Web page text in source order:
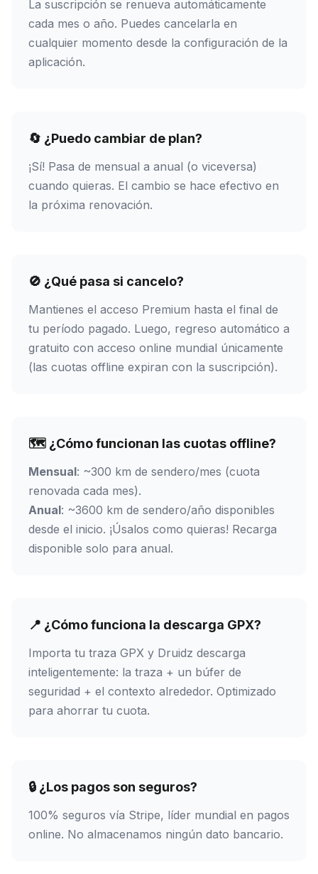
La suscripción se renueva automáticamente
cada mes o año. Puedes cancelarla en
cualquier momento desde la configuración de la
aplicación.
🔄 ¿Puedo cambiar de plan?
¡Sí! Pasa de mensual a anual (o viceversa)
cuando quieras. El cambio se hace efectivo en
la próxima renovación.
🚫 ¿Qué pasa si cancelo?
Mantienes el acceso Premium hasta el final de
tu período pagado. Luego, regreso automático a
gratuito con acceso online mundial únicamente
(las cuotas offline expiran con la suscripción).
🗺️ ¿Cómo funcionan las cuotas offline?
Mensual: ~300 km de sendero/mes (cuota
renovada cada mes).
Anual: ~3600 km de sendero/año disponibles
desde el inicio. ¡Úsalos como quieras! Recarga
disponible solo para anual.
📍 ¿Cómo funciona la descarga GPX?
Importa tu traza GPX y Druidz descarga
inteligentemente: la traza + un búfer de
seguridad + el contexto alrededor. Optimizado
para ahorrar tu cuota.
🔒 ¿Los pagos son seguros?
100% seguros vía Stripe, líder mundial en pagos
online. No almacenamos ningún dato bancario.